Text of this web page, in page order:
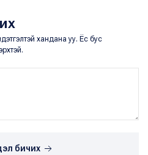
хандана уу. Ёс бус
бичих